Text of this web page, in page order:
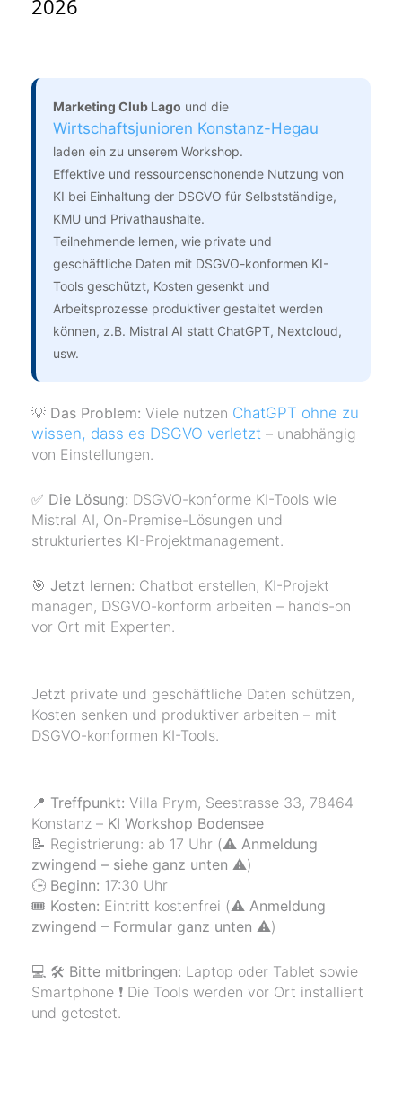
2026
Marketing Club Lago und die
Wirtschaftsjunioren Konstanz-Hegau
laden ein zu unserem Workshop.
Effektive und ressourcenschonende Nutzung von
KI bei Einhaltung der DSGVO für Selbstständige,
KMU und Privathaushalte.
Teilnehmende lernen, wie private und
geschäftliche Daten mit DSGVO-konformen KI-
Tools geschützt, Kosten gesenkt und
Arbeitsprozesse produktiver gestaltet werden
können, z.B. Mistral AI statt ChatGPT, Nextcloud,
usw.
💡 Das Problem: Viele nutzen ChatGPT ohne zu
wissen, dass es DSGVO verletzt – unabhängig
von Einstellungen.
✅ Die Lösung: DSGVO-konforme KI-Tools wie
Mistral AI, On-Premise-Lösungen und
strukturiertes KI-Projektmanagement.
🎯 Jetzt lernen: Chatbot erstellen, KI-Projekt
managen, DSGVO-konform arbeiten – hands-on
vor Ort mit Experten.
Jetzt private und geschäftliche Daten schützen,
Kosten senken und produktiver arbeiten – mit
DSGVO-konformen KI-Tools.
📍 Treffpunkt: Villa Prym, Seestrasse 33, 78464
Konstanz – KI Workshop Bodensee
📝 Registrierung: ab 17 Uhr (⚠️ Anmeldung
zwingend – siehe ganz unten ⚠️)
🕒 Beginn: 17:30 Uhr
🎟️ Kosten: Eintritt kostenfrei (⚠️ Anmeldung
zwingend – Formular ganz unten ⚠️)
💻 🛠️ Bitte mitbringen: Laptop oder Tablet sowie
Smartphone ❗️ Die Tools werden vor Ort installiert
und getestet.